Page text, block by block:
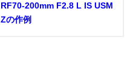
RF70-200mm F2.8 L IS USM
Zの作例